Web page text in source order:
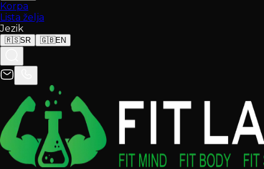
Korpa
Lista želja
Jezik
🇷🇸SR 🇬🇧EN